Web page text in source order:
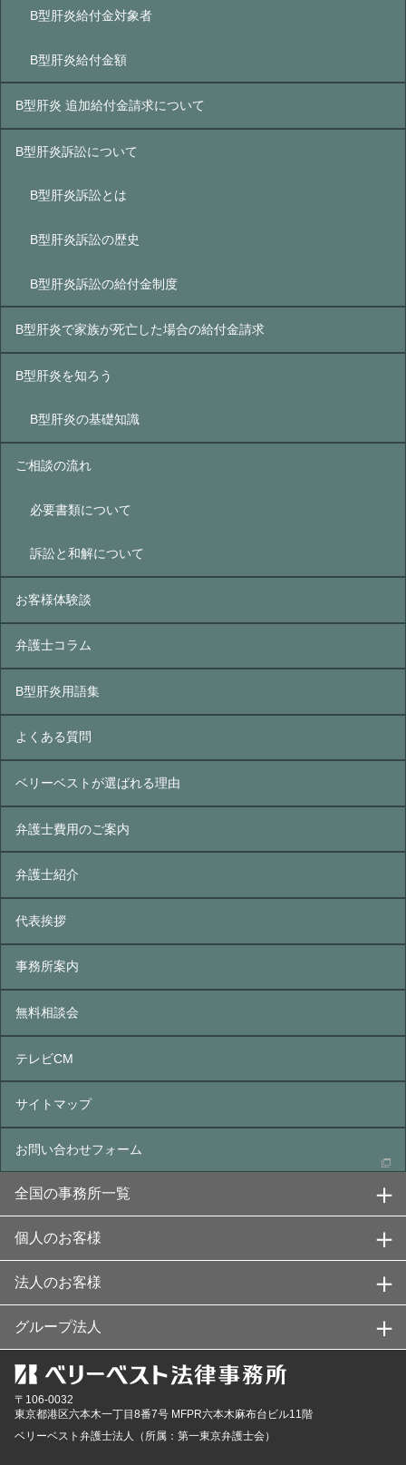
B型肝炎給付金対象者
B型肝炎給付金額
B型肝炎 追加給付金請求について
B型肝炎訴訟について
B型肝炎訴訟とは
B型肝炎訴訟の歴史
B型肝炎訴訟の給付金制度
B型肝炎で家族が死亡した場合の給付金請求
B型肝炎を知ろう
B型肝炎の基礎知識
ご相談の流れ
必要書類について
訴訟と和解について
お客様体験談
弁護士コラム
B型肝炎⽤語集
よくある質問
ベリーベストが選ばれる理由
弁護士費用のご案内
弁護士紹介
代表挨拶
事務所案内
無料相談会
テレビCM
サイトマップ
お問い合わせフォーム
全国の事務所一覧
個人のお客様
法人のお客様
グループ法人
〒106-0032
東京都港区六本木一丁目8番7号 MFPR六本木麻布台ビル11階
ベリーベスト弁護士法人（所属：第一東京弁護士会）